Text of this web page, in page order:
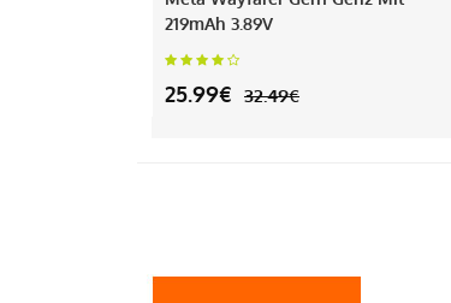
219mAh 3.89V
25.99€ 32.49€